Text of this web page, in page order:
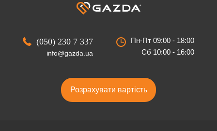
(050) 230 7 337
info@gazda.ua
Пн-Пт 09:00 - 18:00
Сб 10:00 - 16:00
Розрахувати вартість